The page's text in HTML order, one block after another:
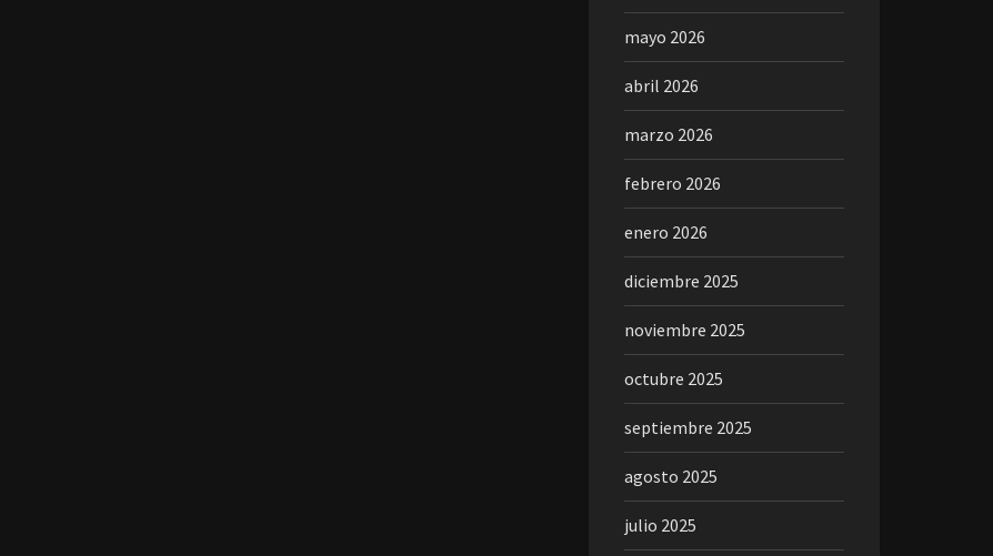
mayo 2026
abril 2026
marzo 2026
febrero 2026
enero 2026
diciembre 2025
noviembre 2025
octubre 2025
septiembre 2025
agosto 2025
julio 2025